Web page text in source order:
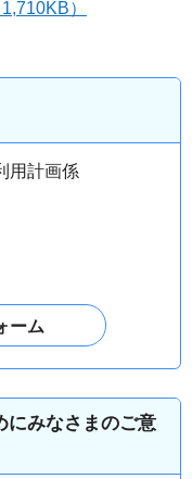
）
用計画係
にみなさまのご意